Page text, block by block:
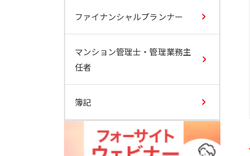
ファイナンシャルプランナー
マンション管理士・管理業務主
任者
簿記